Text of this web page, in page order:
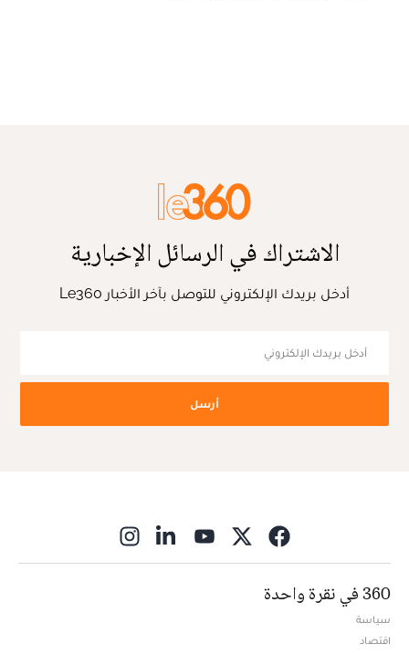
الاشتراك في الرسائل الإخبارية
أدخل بريدك الإلكتروني للتوصل بآخر الأخبار Le360
أرسل
360 في نقرة واحدة
سياسة
اقتصاد